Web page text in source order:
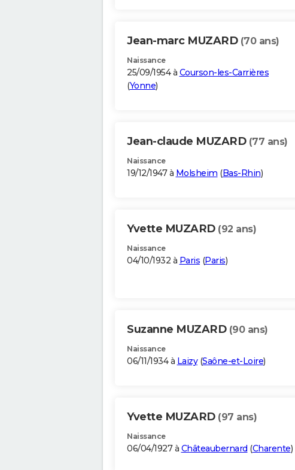
Jean-marc MUZARD (70 ans)
Naissance
25/09/1954 à Courson-les-Carrières
(Yonne)
Jean-claude MUZARD (77 ans)
Naissance
19/12/1947 à Molsheim (Bas-Rhin)
Yvette MUZARD (92 ans)
Naissance
04/10/1932 à Paris (Paris)
Suzanne MUZARD (90 ans)
Naissance
06/11/1934 à Laizy(Saône-et-Loire)
Yvette MUZARD (97 ans)
Naissance
06/04/1927 à Châteaubernard (Charente)